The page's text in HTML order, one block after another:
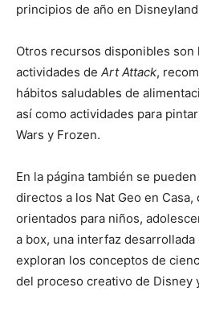
principios de año en
Otros recursos disponibles son
actividades de Art Attack,
hábitos saludables de
así como actividades para
Wars y Frozen.
En la página también se
directos a los Nat Geo en
orientados para niños,
a box, una interfaz
exploran los conceptos de
del proceso creativo de Disney